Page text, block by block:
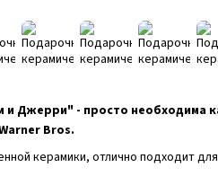
и Джерри" - просто необходима
Bros.
керамики, отлично подходит